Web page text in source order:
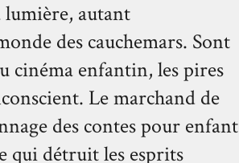
lumière, autant
des cauchemars. Sont
cinéma enfantin, les pires
Le marchand de
des contes pour enfant
qui détruit les esprits